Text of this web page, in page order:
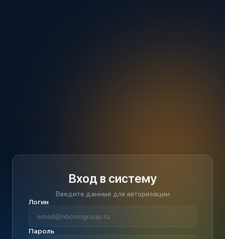
Вход в систему
Введите данные для авторизации
Логин
Пароль